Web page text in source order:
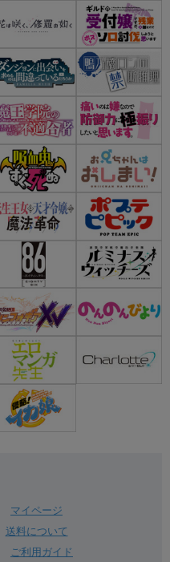
マイページ
送料について
ご利用ガイド